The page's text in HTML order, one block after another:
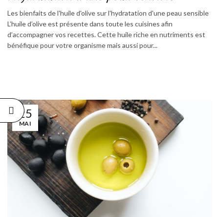
Les bienfaits de l'huile d'olive sur l'hydratation d'une peau sensible
L’huile d’olive est présente dans toute les cuisines afin
d’accompagner vos recettes. Cette huile riche en nutriments est
bénéfique pour votre organisme mais aussi pour...
25
MAI